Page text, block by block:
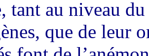
tant au niveau
que de leur